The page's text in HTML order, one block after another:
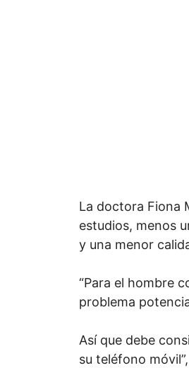
La doctora Fiona
estudios, menos
y una menor
“Para el hombre
problema
Así que debe
su teléfono